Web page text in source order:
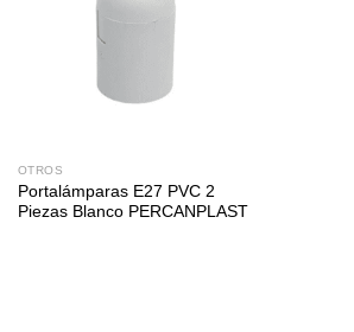
OTROS
Portalámparas E27 PVC 2
Piezas Blanco PERCANPLAST